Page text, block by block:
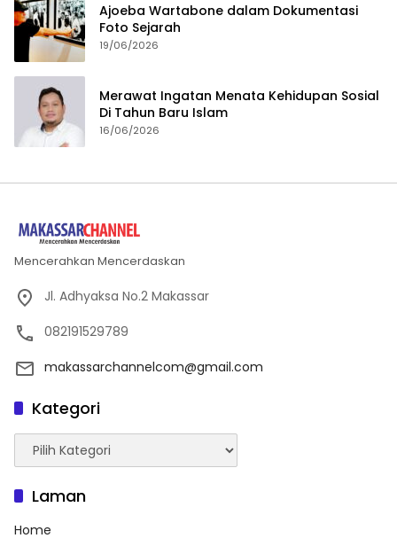
Ajoeba Wartabone dalam Dokumentasi
Foto Sejarah
19/06/2026
Merawat Ingatan Menata Kehidupan Sosial
Di Tahun Baru Islam
16/06/2026
Mencerahkan Mencerdaskan
Jl. Adhyaksa No.2 Makassar
082191529789
makassarchannelcom@gmail.com
Kategori
Kategori
Laman
Home